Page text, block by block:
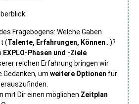
Fragebogens: Welche Gaben
(Talente, Erfahrungen, Können…)?
EXPLO-Phasen und -Ziele.
reichen Erfahrung bringen wir
Gedanken, um weitere Optionen für
mit Dir einen möglichen Zeitplan